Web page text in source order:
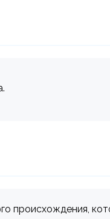
происхождения,